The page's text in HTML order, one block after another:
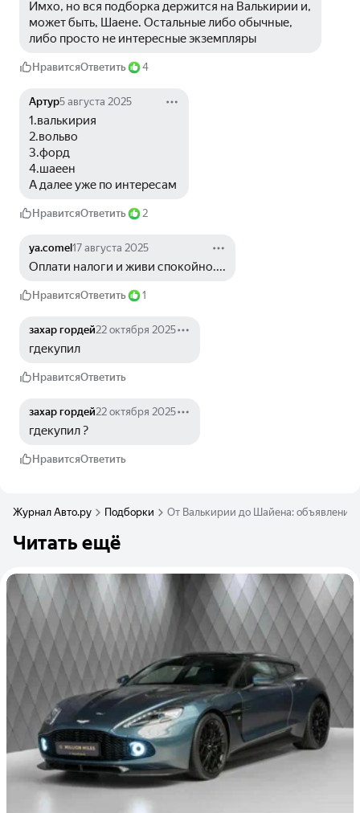
Имхо, но вся подборка держится на Валькирии и,
может быть, Шаене. Остальные либо обычные,
либо просто не интересные экземпляры
НравитсяОтветить 4
Артур5 августа 2025
1.валькирия
2.вольво
3.форд
4.шаеен
А далее уже по интересам
НравитсяОтветить 2
ya.comel 17 августа 2025
Оплати налоги и живи спокойно....
НравитсяОтветить 1
захар гордей22 октября 2025
гдекупил
НравитсяОтветить
захар гордей22 октября 2025
гдекупил ?
НравитсяОтветить
Журнал Авто.ру Подборки От Валькирии до Шайена: объявления
Читать ещё